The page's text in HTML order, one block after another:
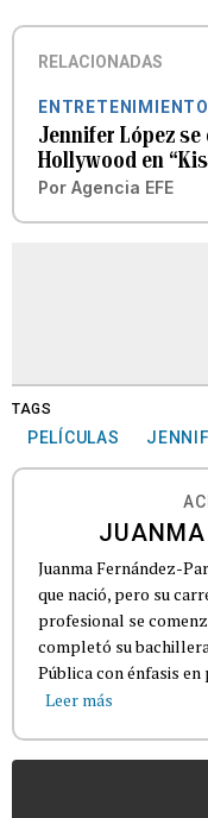
RELACIONADAS
ENTRETENIMIENTO
Jennifer López
Hollywood en
Por Agencia EFE
TAGS
PELÍCULAS
JUANMA
Juanma Fernández-
que nació, pero su
profesional se
completó su
Pública con énfasis en
Leer más